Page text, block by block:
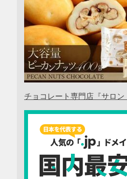
チョコレート専門店『サロン